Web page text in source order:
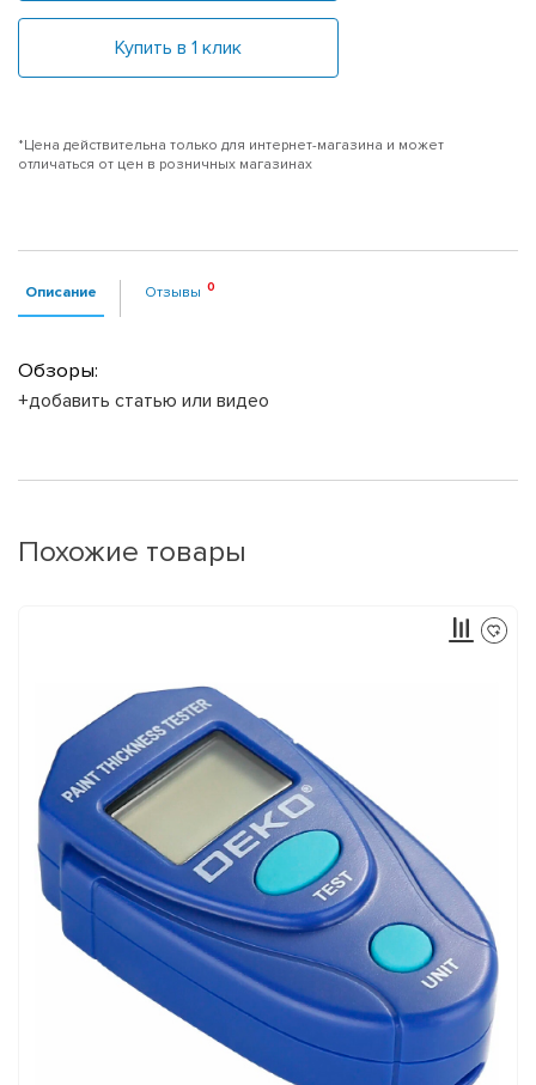
Купить в 1 клик
*Цена действительна только для интернет-магазина и может
отличаться от цен в розничных магазинах
Описание Отзывы
Обзоры:
+добавить статью или видео
Похожие товары